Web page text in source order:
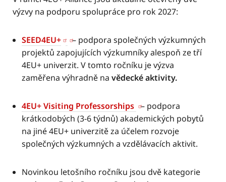
výzvy na podporu spolupráce pro rok 2027:
SEED4EU+
– podpora společných výzkumných
projektů zapojujících výzkumníky alespoň ze tří
4EU+ univerzit. V tomto ročníku je výzva
zaměřena výhradně na vědecké aktivity.
4EU+Visiting Professorships – podpora
krátkodobých (3-6 týdnů) akademických pobytů
na jiné 4EU+ univerzitě za účelem rozvoje
společných výzkumných a vzdělávacích aktivit.
Novinkou letošního ročníku jsou dvě kategorie